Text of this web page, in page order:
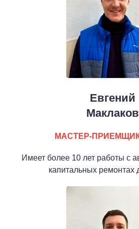
Евгений
Маклаков
МАСТЕР-ПРИЕМЩИК
Имеет более 10 лет работы с
капитальных ремонтах